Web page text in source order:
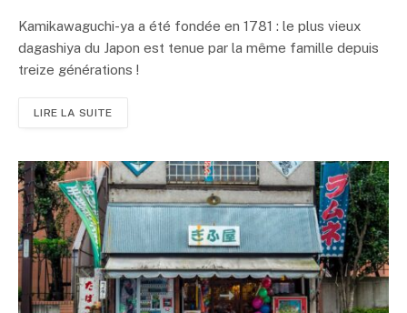
Kamikawaguchi-ya a été fondée en 1781 : le plus vieux
dagashiya du Japon est tenue par la même famille depuis
treize générations !
LIRE LA SUITE